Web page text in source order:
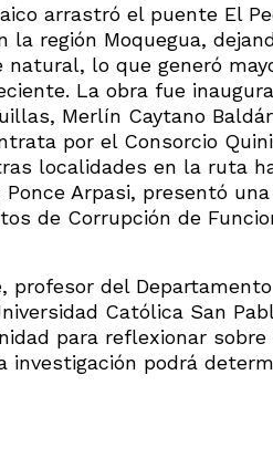
arrastró el puente El
la región Moquegua,
natural, lo que generó
La obra fue
Merlín Caytano
por el Consorcio
localidades en la ruta
Ponce Arpasi, presentó
de Corrupción de
profesor del
Católica San
para reflexionar
investigación podrá